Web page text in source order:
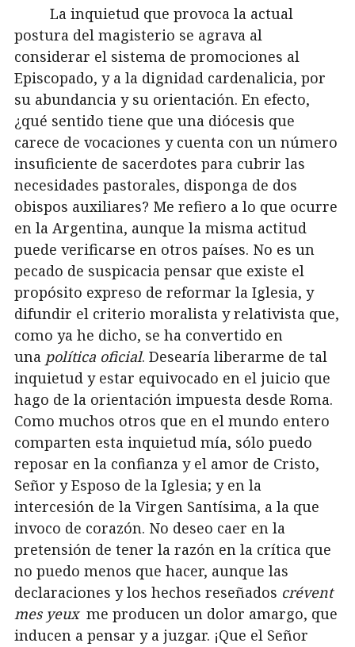
La inquietud que provoca la actual
postura del magisterio se agrava al
considerar el sistema de promociones al
Episcopado, y a la dignidad cardenalicia, por
su abundancia y su orientación. En efecto,
¿qué sentido tiene que una diócesis que
carece de vocaciones y cuenta con un número
insuficiente de sacerdotes para cubrir las
necesidades pastorales, disponga de dos
obispos auxiliares? Me refiero a lo que ocurre
en la Argentina, aunque la misma actitud
puede verificarse en otros países. No es un
pecado de suspicacia pensar que existe el
propósito expreso de reformar la Iglesia, y
difundir el criterio moralista y relativista que,
como ya he dicho, se ha convertido en
una política oficial. Desearía liberarme de tal
inquietud y estar equivocado en el juicio que
hago de la orientación impuesta desde Roma.
Como muchos otros que en el mundo entero
comparten esta inquietud mía, sólo puedo
reposar en la confianza y el amor de Cristo,
Señor y Esposo de la Iglesia; y en la
intercesión de la Virgen Santísima, a la que
invoco de corazón. No deseo caer en la
pretensión de tener la razón en la crítica que
no puedo menos que hacer, aunque las
declaraciones y los hechos reseñados crévent
mes yeuxme producen un dolor amargo, que
inducen a pensar y a juzgar. ¡Que el Señor